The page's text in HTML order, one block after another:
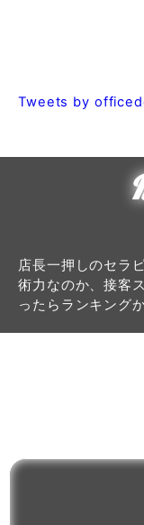
Tweets by
店長一押しのセラ
術力なのか、接客
ったらランキング